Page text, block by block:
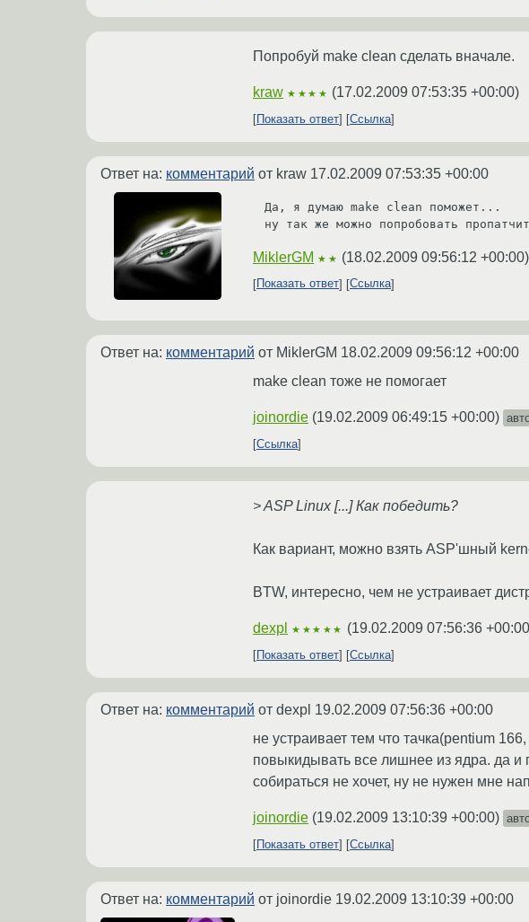
Попробуй make clean сделать вначале.
kraw ★★★★ (17.02.2009 07:53:35 +00:00)
Показать ответ Ссылка
Ответ на: комментарий от kraw 17.02.2009 07:53:35 +00:00
Да, я думаю make clean поможет...
ну так же можно попробовать
MiklerGM ★★ (18.02.2009 09:56:12 +00:00)
Показать ответ Ссылка
Ответ на: комментарий от MiklerGM 18.02.2009 09:56:12 +00:00
make clean тоже не помогает
joinordie (19.02.2009 06:49:15 +00:00)
Ссылка
> ASP Linux [...] Как победить?
Как вариант, можно взять ASP'шный
BTW, интересно, чем не устраивает
dexpl ★★★★★ (19.02.2009 07:56:36 +00:00
Показать ответ Ссылка
Ответ на: комментарий от dexpl 19.02.2009 07:56:36 +00:00
не устраивает тем что тачка(pentium
повыкидывать все лишнее из ядра. да и
собираться не хочет, ну не нужен мне
joinordie (19.02.2009 13:10:39 +00:00)
Показать ответ
Ссылка
Ответ на: комментарий от joinordie 19.02.2009 13:10:39 +00:00